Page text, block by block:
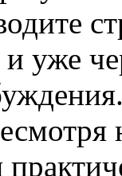
уже